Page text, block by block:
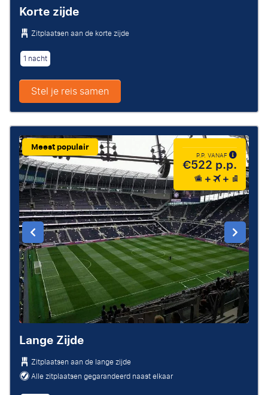
Korte zijde
Zitplaatsen aan de korte zijde
1 nacht
Stel je reis samen
Meest populair
P.P. VANAF
€522 p.p.
Lange Zijde
Zitplaatsen aan de lange zijde
Alle zitplaatsen gegarandeerd naast elkaar